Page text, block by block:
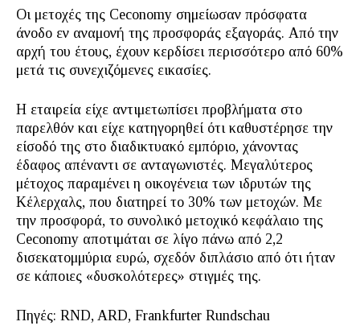
Οι μετοχές της Ceconomy σημείωσαν πρόσφατα
άνοδο εν αναμονή της προσφοράς εξαγοράς. Από την
αρχή του έτους, έχουν κερδίσει περισσότερο από 60%
μετά τις συνεχιζόμενες εικασίες.
Η εταιρεία είχε αντιμετωπίσει προβλήματα στο
παρελθόν και είχε κατηγορηθεί ότι καθυστέρησε την
είσοδό της στο διαδικτυακό εμπόριο, χάνοντας
έδαφος απέναντι σε ανταγωνιστές. Μεγαλύτερος
μέτοχος παραμένει η οικογένεια των ιδρυτών της
Κέλερχαλς, που διατηρεί το 30% των μετοχών. Με
την προσφορά, το συνολικό μετοχικό κεφάλαιο της
Ceconomy αποτιμάται σε λίγο πάνω από 2,2
δισεκατομμύρια ευρώ, σχεδόν διπλάσιο από ότι ήταν
σε κάποιες «δυσκολότερες» στιγμές της.
Πηγές: RND, ARD, Frankfurter Rundschau